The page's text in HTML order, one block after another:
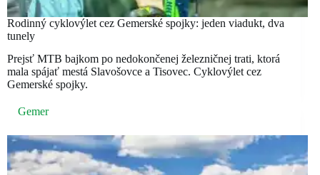
Rodinný cyklovýlet cez Gemerské spojky: jeden viadukt, dva
tunely
Prejsť MTB bajkom po nedokončenej železničnej trati, ktorá
mala spájať mestá Slavošovce a Tisovec. Cyklovýlet cez
Gemerské spojky.
Gemer